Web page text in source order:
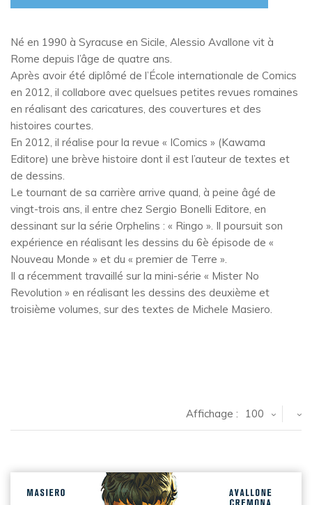
Né en 1990 à Syracuse en Sicile, Alessio Avallone vit à
Rome depuis l’âge de quatre ans.
Après avoir été diplômé de l’École internationale de Comics
en 2012, il collabore avec quelsues petites revues romaines
en réalisant des caricatures, des couvertures et des
histoires courtes.
En 2012, il réalise pour la revue « IComics » (Kawama
Editore) une brève histoire dont il est l’auteur de textes et
de dessins.
Le tournant de sa carrière arrive quand, à peine âgé de
vingt-trois ans, il entre chez Sergio Bonelli Editore, en
dessinant sur la série Orphelins : « Ringo ». Il poursuit son
expérience en réalisant les dessins du 6è épisode de «
Nouveau Monde » et du « premier de Terre ».
Il a récemment travaillé sur la mini-série « Mister No
Revolution » en réalisant les dessins des deuxième et
troisième volumes, sur des textes de Michele Masiero.
Affichage : 100